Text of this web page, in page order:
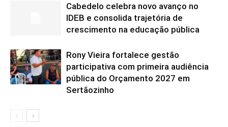
Cabedelo celebra novo avanço no
IDEB e consolida trajetória de
crescimento na educação pública
Rony Vieira fortalece gestão
participativa com primeira audiência
pública do Orçamento 2027 em
Sertãozinho